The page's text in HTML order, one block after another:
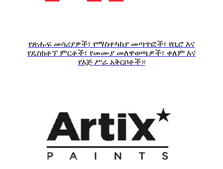
የጽሑፍ መሳሪያዎች፣ የማስተካከያ መጣጥፎች፣ የቢሮ እና
የዴስክቶፕ ምርቶች፣ የመሙያ መለዋወጫዎች፣ ቀለም እና
የእጅ ሥራ አቅርቦቶች።